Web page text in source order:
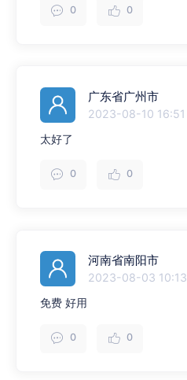
0 0
广东省广州市
2023-08-10 16:51
太好了
0 0
河南省南阳市
2023-08-03 10:13
免费 好用
0 0